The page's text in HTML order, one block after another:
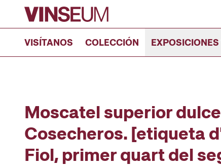
Ir al contenido
VISÍTANOS COLECCIÓN
Moscatel superior
Cosecheros. [etiqueta
Fiol, primer quart del